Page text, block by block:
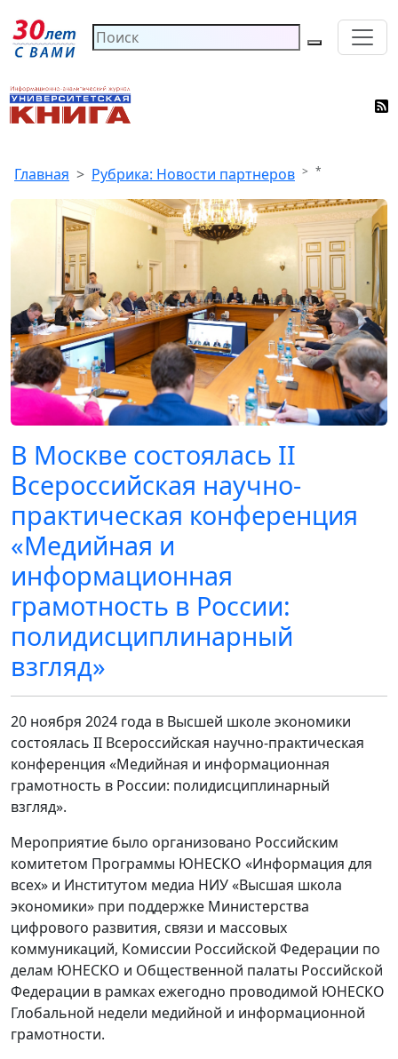
Главная Рубрика: Новости партнеров *
В Москве состоялась II
Всероссийская научно-
практическая конференция
«Медийная и
информационная
грамотность в России:
полидисциплинарный
взгляд»
20 ноября 2024 года в Высшей школе экономики
состоялась II Всероссийская научно-практическая
конференция «Медийная и информационная
грамотность в России: полидисциплинарный
взгляд».
Мероприятие было организовано Российским
комитетом Программы ЮНЕСКО «Информация для
всех» и Институтом медиа НИУ «Высшая школа
экономики» при поддержке Министерства
цифрового развития, связи и массовых
коммуникаций, Комиссии Российской Федерации по
делам ЮНЕСКО и Общественной палаты Российской
Федерации в рамках ежегодно проводимой ЮНЕСКО
Глобальной недели медийной и информационной
грамотности.